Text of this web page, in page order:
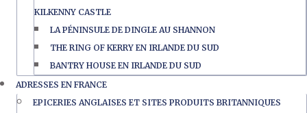
KILKENNY CASTLE
LA PÉNINSULE DE DINGLE AU SHANNON
THE RING OF KERRY EN IRLANDE DU SUD
BANTRY HOUSE EN IRLANDE DU SUD
ADRESSES EN FRANCE
EPICERIES ANGLAISES ET SITES PRODUITS BRITANNIQUES